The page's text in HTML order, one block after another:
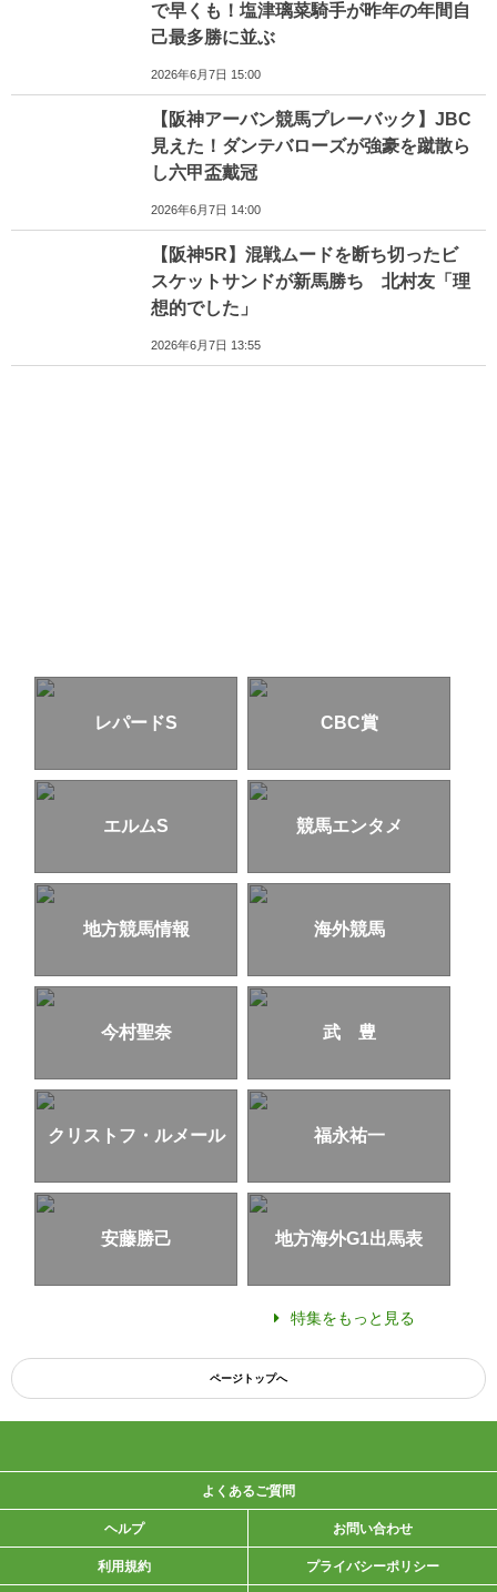
で早くも！塩津璃菜騎手が昨年の年間自
己最多勝に並ぶ
2026年6月7日 15:00
【阪神アーバン競馬プレーバック】JBC
見えた！ダンテバローズが強豪を蹴散ら
し六甲盃戴冠
2026年6月7日 14:00
【阪神5R】混戦ムードを断ち切ったビ
スケットサンドが新馬勝ち 北村友「理
想的でした」
2026年6月7日 13:55
レパードS CBC賞
エルムS 競馬エンタメ
地方競馬情報 海外競馬
今村聖奈 武 豊
クリストフ・ルメール 福永祐一
安藤勝己 地方海外G1出馬表
特集をもっと見る
ページトップへ
よくあるご質問
ヘルプ お問い合わせ
利用規約 プライバシーポリシー